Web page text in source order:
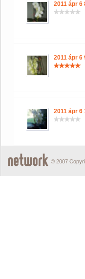
2011 ápr 6
2011 ápr 6
2011 ápr 6
© 2007